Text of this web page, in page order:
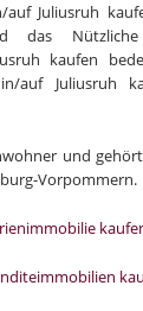
auf Juliusruh
das
kaufen
auf Juliusruh
und
Vorpommern.